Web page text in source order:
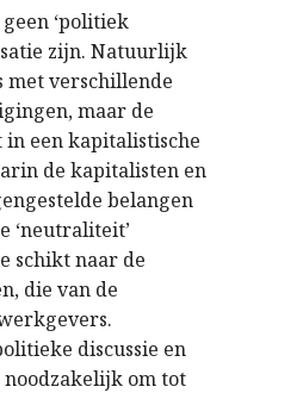
‘politiek
zijn. Natuurlijk
verschillende
maar de
in een kapitalistische
de kapitalisten en
belangen
‘neutraliteit’
schikt naar de
die van de
discussie en
om tot